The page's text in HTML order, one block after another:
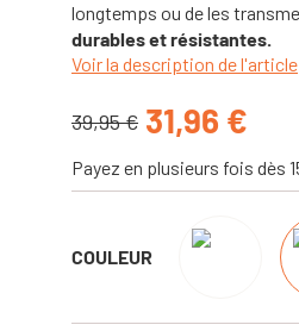
longtemps ou de les
durables et résistantes.
Voir la description de l'article
39,95 € 31,96 €
Payez en plusieurs fois dès
COULEUR